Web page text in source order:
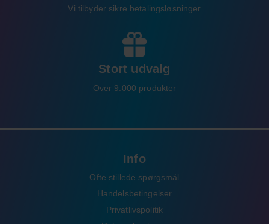
Vi tilbyder sikre betalingsløsninger
Stort udvalg
Over 9.000 produkter
Info
Ofte stillede spørgsmål
Handelsbetingelser
Privatlivspolitik